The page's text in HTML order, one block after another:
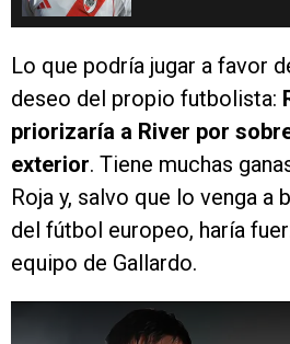
Lo que podría jugar a favor
deseo del propio futbolista:
priorizaría a River por
exterior. Tiene muchas
Roja y, salvo que lo venga a
del fútbol europeo, haría
equipo de Gallardo.